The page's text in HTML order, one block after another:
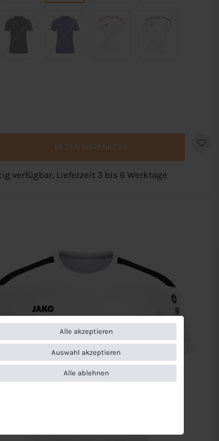
IN DEN WARENKORB
verfügbar, Lieferzeit 3 bis 6 Werktage
Alle akzeptieren
Alle ablehnen
Auswahl akzeptieren